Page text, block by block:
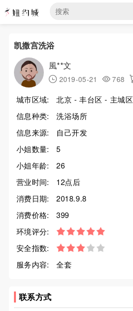
凯撒宫洗浴
風**文
2019-05-21 768
城市区域:
北京 - 丰台区 - 主城区
信息种类:
洗浴场所
信息来源:
自己开发
小姐数量:
5
小姐年龄:
26
营业时间:
12点后
消费日期:
2018.9.8
消费价格:
399
环境评分:
安全指数:
服务内容:
全套
联系方式